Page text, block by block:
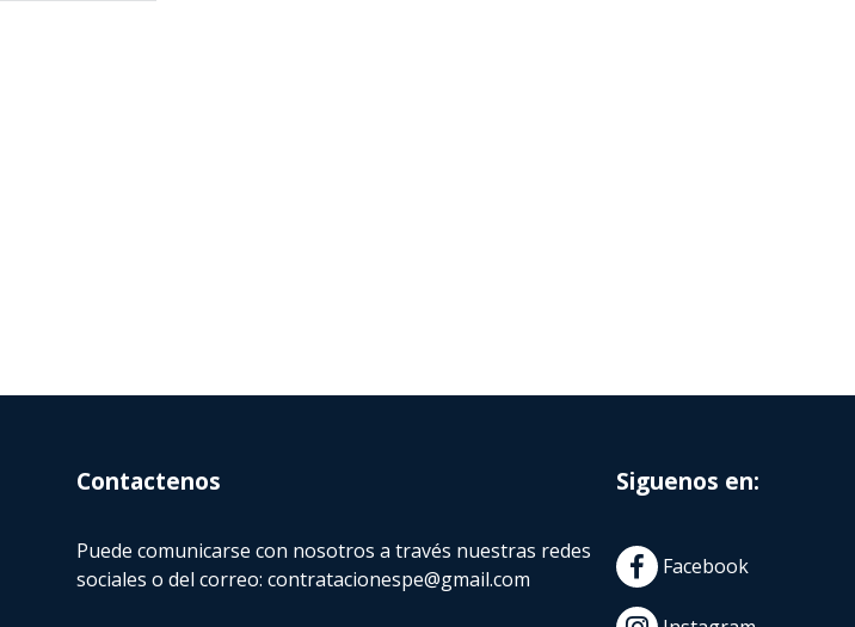
Contactenos
Puede comunicarse con nosotros a través nuestras redes
sociales o del correo:contratacionespe@gmail.com
Siguenos en:
Facebook